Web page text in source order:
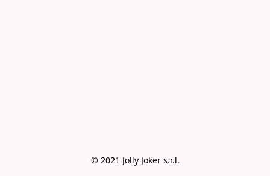
© 2021 Jolly Joker s.r.l.